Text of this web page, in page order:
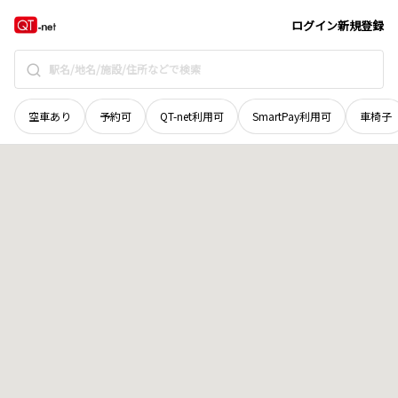
ログイン新規登録
空車あり 予約可 QT-net利用可 SmartPay利用可 車椅子
島根県